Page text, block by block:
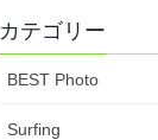
カテゴリー
BEST Photo
Surfing